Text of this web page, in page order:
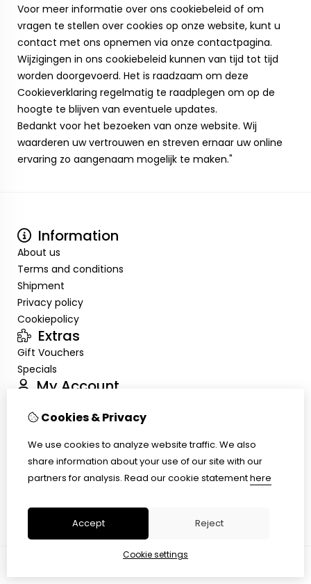
Voor meer informatie over ons cookiebeleid of om
vragen te stellen over cookies op onze website, kunt u
contact met ons opnemen via onze contactpagina.
Wijzigingen in ons cookiebeleid kunnen van tijd tot tijd
worden doorgevoerd. Het is raadzaam om deze
Cookieverklaring regelmatig te raadplegen om op de
hoogte te blijven van eventuele updates.
Bedankt voor het bezoeken van onze website. Wij
waarderen uw vertrouwen en streven ernaar uw online
ervaring zo aangenaam mogelijk te maken."
Information
About us
Terms and conditions
Shipment
Privacy policy
Cookiepolicy
Extras
Gift Vouchers
Specials
My Account
Order History
Customer Service
Site Map
Cookies & Privacy
We use cookies to analyze website traffic. We also
share information about your use of our site with our
partners for analysis. Read our cookie statementhere
Accept Reject
Cookie settings